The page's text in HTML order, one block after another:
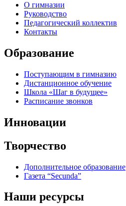
О гимназии
Руководство
Педагогический коллектив
Контакты
Образование
Поступающим в гимназию
Дистанционное обучение
Школа «Шаг в будущее»
Расписание звонков
Инновации
Творчество
Дополнительное образование
Газета “Secunda”
Наши ресурсы